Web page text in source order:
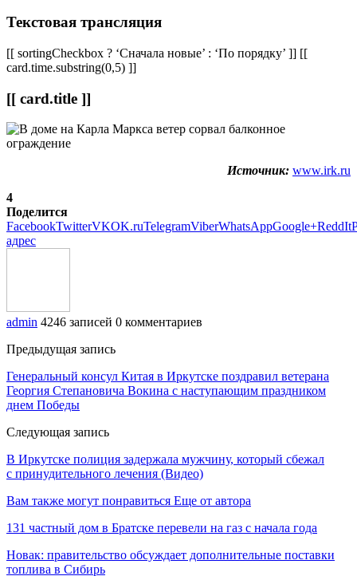
Текстовая трансляция
[[ sortingCheckbox ? ‘Сначала новые’ : ‘По порядку’ ]] [[
card.time.substring(0,5) ]]
[[ card.title ]]
Источник: www.irk.ru
4
Поделится
FacebookTwitterVKOK.ruTelegramViberWhatsAppGoogle+ReddIt
адрес
admin 4246 записей 0 комментариев
Предыдущая запись
Генеральный консул Китая в Иркутске поздравил ветерана
Георгия Степановича Вокина с наступающим праздником
днем Победы
Следующая запись
В Иркутске полиция задержала мужчину, который сбежал
с принудительного лечения (Видео)
Вам также могут понравиться Еще от автора
131 частный дом в Братске перевели на газ с начала года
Новак: правительство обсуждает дополнительные поставки
топлива в Сибирь